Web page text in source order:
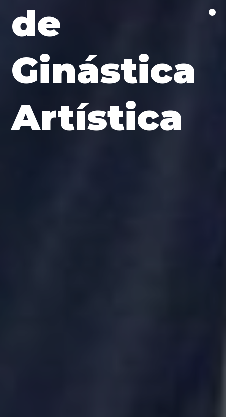
de
Ginástica
Artística